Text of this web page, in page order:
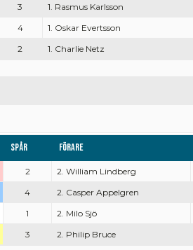
3
1. Rasmus Karlsson
4
1. Oskar Evertsson
2
1. Charlie Netz
Spår Förare
2
2. William Lindberg
4
2. Casper Appelgren
1
2. Milo Sjö
3
2. Philip Bruce